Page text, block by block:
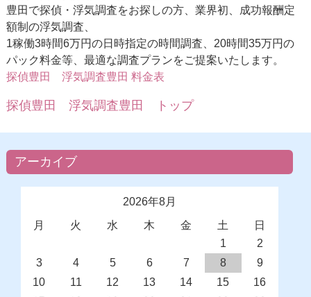
豊田で探偵・浮気調査をお探しの方、業界初、成功報酬定
額制の浮気調査、
1稼働3時間6万円の日時指定の時間調査、20時間35万円の
パック料金等、最適な調査プランをご提案いたします。
探偵豊田 浮気調査豊田 料金表
探偵豊田 浮気調査豊田 トップ
アーカイブ
2026年8月
月
火 水 木 金 土
日
1
2
3
4 5 6 7 8
9
10
11 12 13 14 15
16